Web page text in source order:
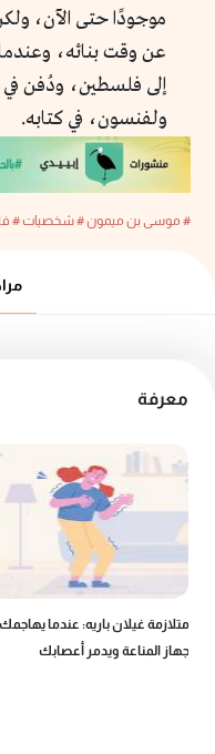
موجودًا حتى الآن،
عن وقت بنائه،
إلى فلسطين، ودُفن في
ولفنسون، في كتابه.
# موسى بن ميمون# شخصيات#
معرفة
متلازمة غيلان باريه: عندما يهاجمك
جهاز المناعة ويدمر أعصابك